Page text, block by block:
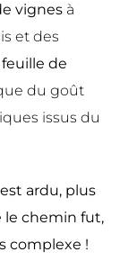
vignes à
et des
feuille de
du goût
issus du
ardu, plus
le chemin fut,
complexe !